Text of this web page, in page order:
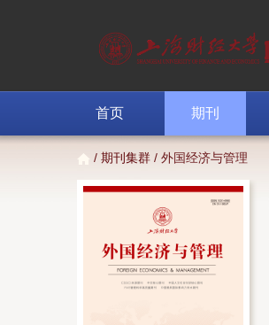
首页 期刊
/ 期刊集群 / 外国经济与管理